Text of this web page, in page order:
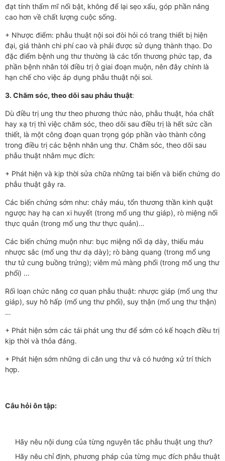
đạt tính thẩm mĩ nổi bật, không để lại sẹo xấu, góp phần nâng
cao hơn về chất lượng cuộc sống.
+ Nhược điểm: phẫu thuật nội soi đòi hỏi có trang thiết bị hiện
đại, giá thành chi phí cao và phải được sử dụng thành thạo. Do
đặc điểm bệnh ung thư thường là các tổn thương phức tạp, đa
phần bệnh nhân tới điều trị ở giai đoạn muộn, nên đây chính là
hạn chế cho việc áp dụng phẫu thuật nội soi.
3. Chăm sóc, theo dõi sau phẫu thuật:
Dù điều trị ung thư theo phương thức nào, phẫu thuật, hóa chất
hay xạ trị thì việc chăm sóc, theo dõi sau điều trị là hết sức cần
thiết, là một công đoạn quan trọng góp phần vào thành công
trong điều trị các bệnh nhân ung thư. Chăm sóc, theo dõi sau
phẫu thuật nhằm mục đích:
+ Phát hiện và kịp thời sửa chữa những tai biến và biến chứng do
phẫu thuật gây ra.
Các biến chứng sớm như: chảy máu, tổn thương thần kinh quặt
ngược hay hạ can xi huyết (trong mổ ung thư giáp), rò miệng nối
thực quản (trong mổ ung thư thực quản)…
Các biến chứng muộn như: bục miệng nối dạ dày, thiếu máu
nhược sắc (mổ ung thư dạ dày); rò bàng quang (trong mổ ung
thư tử cung buồng trứng); viêm mủ màng phổi (trong mổ ung thư
phổi) ...
Rối loạn chức năng cơ quan phẫu thuật: nhược giáp (mổ ung thư
giáp), suy hô hấp (mổ ung thư phổi), suy thận (mổ ung thư thận)
…
+ Phát hiện sớm các tái phát ung thư để sớm có kế hoạch điều trị
kịp thời và thỏa đáng.
+ Phát hiện sớm những di căn ung thư và có hướng xử trí thích
hợp.
Câu hỏi ôn tập:
Hãy nêu nội dung của từng nguyên tắc phẫu thuật ung thư?
Hãy nêu chỉ định, phương pháp của từng mục đích phẫu thuật